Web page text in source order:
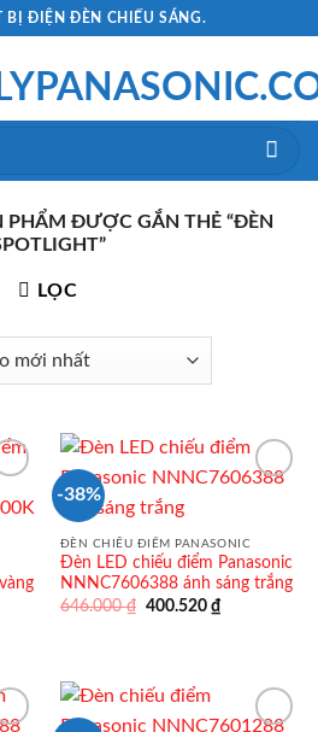
BỊ ĐIỆN ĐÈN CHIẾU SÁNG.
PHẨM ĐƯỢC GẮN THẺ “ĐÈN
LỌC
₫.
-38%
ĐÈN CHIẾU ĐIỂM PANASONIC
Đèn LED chiếu điểm Panasonic
NNNC7606388 ánh sáng trắng
646.000₫ Giá
400.520 ₫Giá
hiện